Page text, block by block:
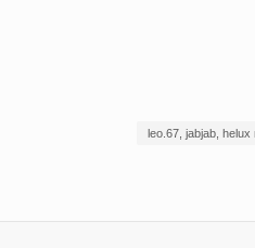
leo.67, jabjab, helux